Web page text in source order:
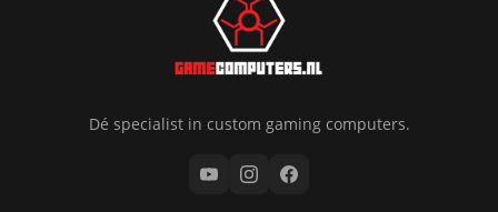
Dé specialist in custom gaming computers.